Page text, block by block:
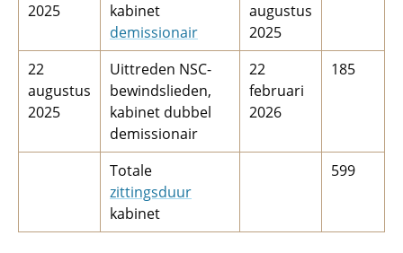
2025
kabinet
demissionair
augustus
2025
22
augustus
2025
Uittreden NSC-
bewindslieden,
kabinet dubbel
demissionair
22
februari
2026
185
Totale
zittingsduur
kabinet
599